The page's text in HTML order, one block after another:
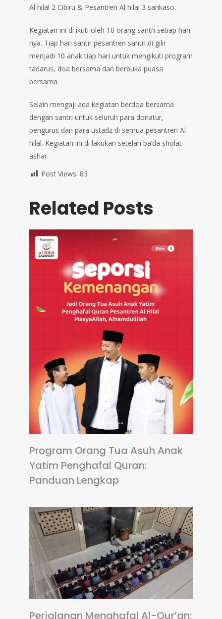
Al hilal 2 Cibiru & Pesantren Al hilal 3 sarikaso.
Kegiatan ini di ikuti oleh 10 orang santri setiap hari
nya. Tiap hari santri pesantren santri di gilir
menjadi 10 anak tiap hari untuk mengikuti program
tadarus, doa bersama dan berbuka puasa
bersama.
Selain mengaji ada kegiatan berdoa bersama
dengan santri untuk seluruh para donatur,
pengurus dan para ustadz di semua pesantren Al
hilal. Kegiatan ini di lakukan setelah ba’da sholat
ashar.
Post Views: 83
Related Posts
Program Orang Tua Asuh Anak
Yatim Penghafal Quran:
Panduan Lengkap
Perjalanan Menghafal Al-Qur’an: